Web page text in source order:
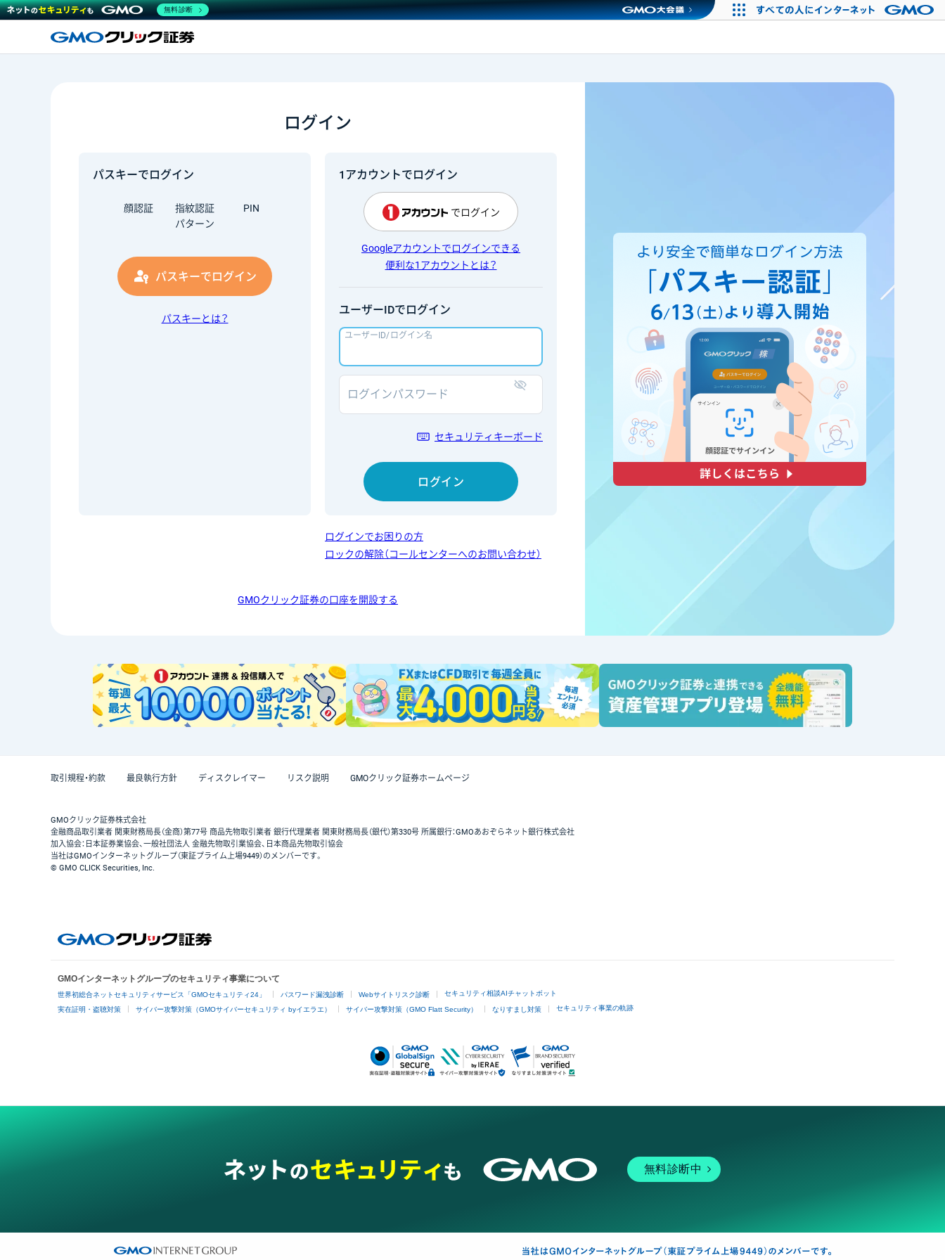
ログイン
パスキーでログイン
顔認証 指紋認証
PIN
パターン
パスキーでログイン
パスキーとは？
1アカウントでログイン
でログイン
Googleアカウントでログインできる
便利な1アカウントとは？
ユーザーIDでログイン
ユーザーID/ログイン名
ログインパスワード
セキュリティキーボード
ログイン
ログインでお困りの方
ロックの解除（コールセンターへのお問い合わせ）
GMOクリック証券の口座を開設する
取引規程・約款 最良執行方針 ディスクレイマー リスク説明 GMOクリック証券ホームページ
GMOクリック証券株式会社
金融商品取引業者 関東財務局長（金商）第77号 商品先物取引業者 銀行代理業者 関東財務局長（銀代）第330号 所属銀行：GMOあおぞらネット銀行株式会社
加入協会：日本証券業協会、一般社団法人 金融先物取引業協会、日本商品先物取引協会
当社はGMOインターネットグループ（東証プライム上場9449）のメンバーです。
© GMO CLICK Securities, Inc.
GMOインターネットグループのセキュリティ事業について
世界初総合ネットセキュリティサービス「GMOセキュリティ24」 パスワード漏洩診断 Webサイトリスク診断 セキュリティ相談AIチャットボット
実在証明・盗聴対策 サイバー攻撃対策（GMOサイバーセキュリティ byイエラエ） サイバー攻撃対策（GMO Flatt Security） なりすまし対策 セキュリティ事業の軌跡
無料診断中
無料診断